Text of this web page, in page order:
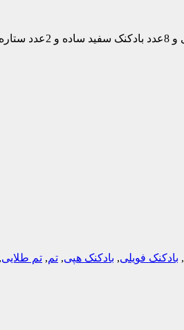
, بادکنک فویلی, بادکنک هپی, تم, تم طلایی,